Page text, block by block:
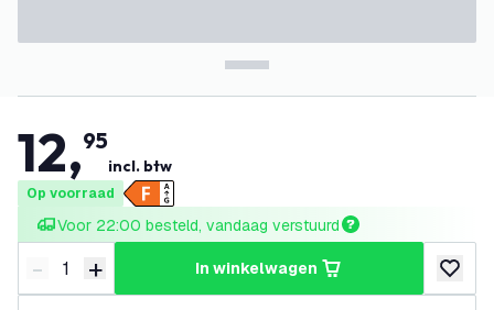
12,95
incl. btw
Op voorraad
Voor 22:00 besteld, vandaag verstuurd
Verminder hoeveelheid
- Verhoog hoeveelheid
+ in winkelwagen